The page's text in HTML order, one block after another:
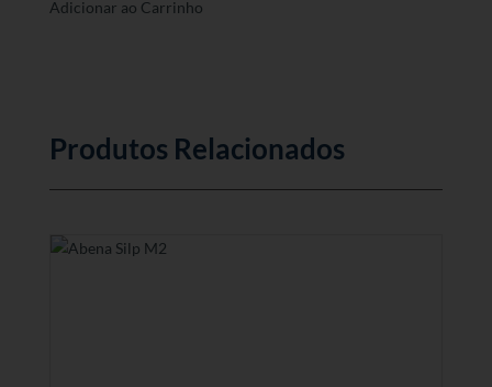
Adicionar ao Carrinho
Produtos Relacionados